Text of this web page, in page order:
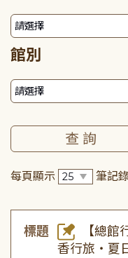
館別
每頁顯示 筆記
標題
【總館
香行旅・夏